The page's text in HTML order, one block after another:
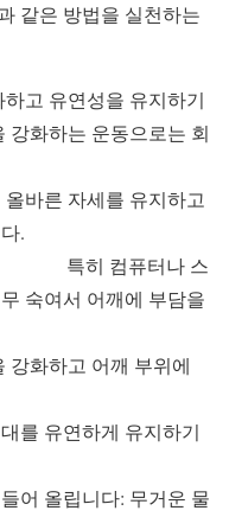
같은 방법을 실천하는
고 유연성을 유지하기
강화하는 운동으로는 회
바른 자세를 유지하고
도록 합니다.
나 스
숙여서 어깨에 부담을
강화하고 어깨 부위에
를 유연하게 유지하기
어 올립니다: 무거운 물